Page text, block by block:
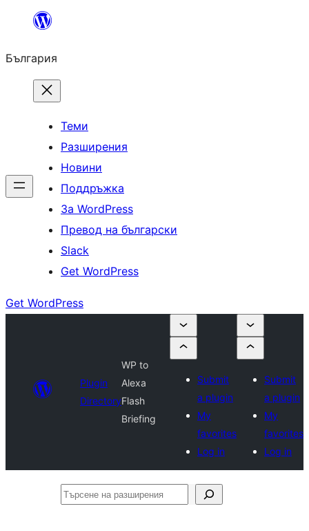
България
Теми
Разширения
Новини
Поддръжка
За WordPress
Превод на български
Slack
Get WordPress
Get WordPress
Plugin
Directory
WP to
Alexa
Flash
Briefing
Submit
a plugin
My
favorites
Log in
Submit
a plugin
My
favorites
Log in
Търсене